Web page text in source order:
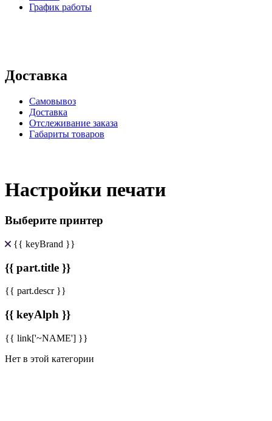
График работы
Доставка
Самовывоз
Доставка
Отслеживание заказа
Габариты товаров
Настройки печати
Выберите принтер
{{ keyBrand }}
{{ part.title }}
{{ part.descr }}
{{ keyAlph }}
{{ link['~NAME'] }}
Нет в этой категории